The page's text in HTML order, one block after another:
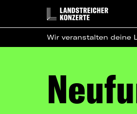
Wir veranstalten deine